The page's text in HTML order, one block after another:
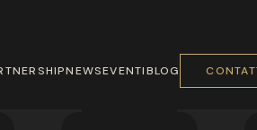
NEWSEVENTIBLOG